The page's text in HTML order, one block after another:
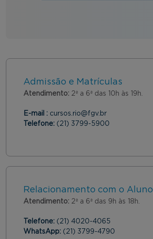
Admissão e Matrículas
Atendimento: 2ª a 6ª das 10h às 19h.
E-mail : cursos.rio@fgv.br
Telefone: (21) 3799-5900
Relacionamento com o Aluno
Atendimento: 2ª a 6ª das 9h às 18h.
Telefone: (21) 4020-4065
WhatsApp: (21) 3799-4790